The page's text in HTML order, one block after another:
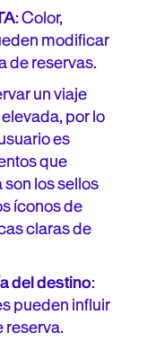
: Color,
modificar
de reservas.
un viaje
por lo
es
que
los sellos
íconos de
claras de
del destino:
pueden influir
reserva.